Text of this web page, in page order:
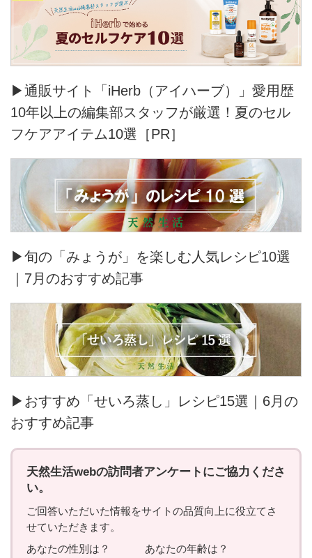
▶通販サイト「iHerb（アイハーブ）」愛用歴
10年以上の編集部スタッフが厳選！夏のセル
フケアアイテム10選［PR］
▶旬の「みょうが」を楽しむ人気レシピ10選
｜7月のおすすめ記事
▶おすすめ「せいろ蒸し」レシピ15選｜6月の
おすすめ記事